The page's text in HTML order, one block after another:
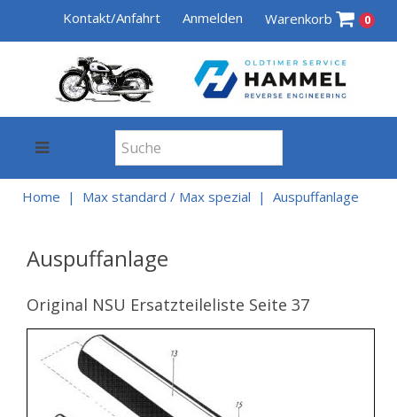
Kontakt/Anfahrt Anmelden Warenkorb 0
Home Max standard / Max spezial Auspuffanlage
Auspuffanlage
Original NSU Ersatzteileliste Seite 37